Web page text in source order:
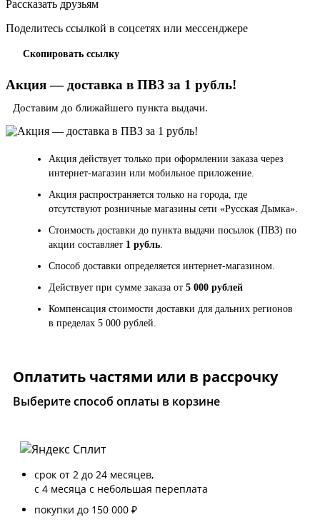
Рассказать друзьям
Поделитесь ссылкой в соцсетях или мессенджере
Скопировать ссылку
Акция — доставка в ПВЗ за 1 рубль!
Доставим до ближайшего пункта выдачи.
Акция действует только при оформлении заказа через
интернет-магазин или мобильное приложение.
Акция распространяется только на города, где
отсутствуют розничные магазины сети «Русская Дымка».
Стоимость доставки до пункта выдачи посылок (ПВЗ) по
акции составляет 1 рубль.
Способ доставки определяется интернет-магазином.
Действует при сумме заказа от 5 000 рублей
Компенсация стоимости доставки для дальних регионов
в пределах 5 000 рублей.
Оплатить частями или в рассрочку
Выберите способ оплаты в корзине
срок от 2 до 24 месяцев,
с 4 месяца с небольшая переплата
покупки до 150 000 ₽